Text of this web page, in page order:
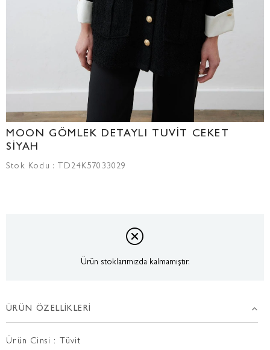
MOON GÖMLEK DETAYLI TUVİT CEKET
SİYAH
Stok Kodu TD24K57033029
Ürün stoklarımızda kalmamıştır.
ÜRÜN ÖZELLIKLERI
Ürün Cinsi : Tüvit